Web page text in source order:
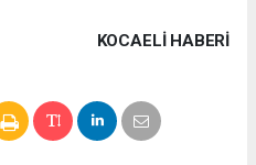
KOCAELI HABERİ